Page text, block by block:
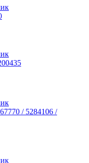
/ 5284106 /